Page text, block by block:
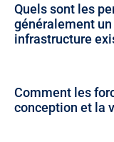
Quels sont les
généralement
infrastructure
Comment les
conception et la